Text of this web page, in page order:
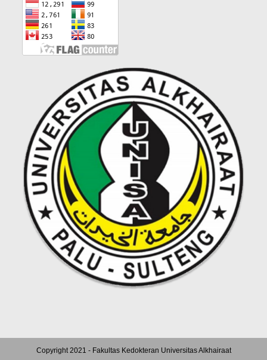
Copyright 2021 - Fakultas Kedokteran Universitas Alkhairaat